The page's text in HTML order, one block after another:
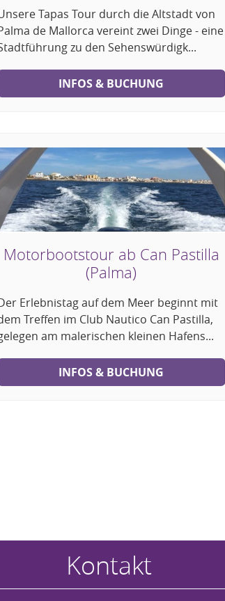
Tapas Tour durch die Altstadt von
de Mallorca vereint zwei Dinge - eine
zu den Sehenswürdigk...
INFOS & BUCHUNG
Motorbootstour ab Can Pastilla
(Palma)
Erlebnistag auf dem Meer beginnt mit
Treffen im Club Nautico Can Pastilla,
am malerischen kleinen Hafens...
INFOS & BUCHUNG
Kontakt